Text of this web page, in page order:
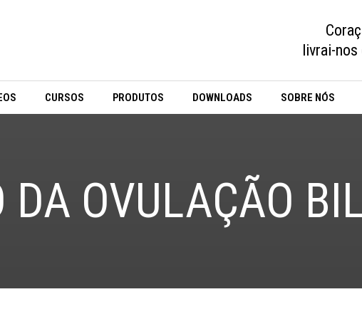
livrai-
CURSOS PRODUTOS DOWNLOADS SOBRE NÓS
DA OVULAÇÃO